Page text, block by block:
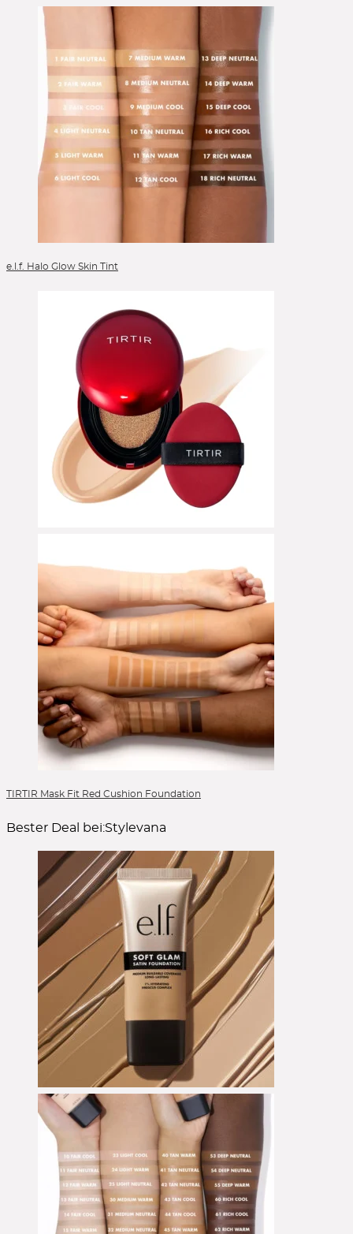
Liquid Foundation
Liquid Lipstick
Mascara
Mizellenwasser
Moisturizer
Peelings
Powder Blush
Reinigung
Reinigungsgel
Sonnenschutz
Toner
e.l.f. Halo Glow Skin Tint
TIRTIR Mask Fit Red Cushion Foundation
Bester Deal bei:Stylevana